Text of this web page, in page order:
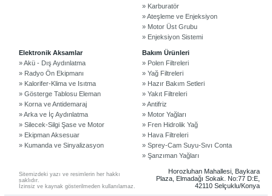
©2024 Courpar Otomotiv & Yedek Parça
Sitemizdeki yazı ve resimlerin her hakkı
saklıdır.
İzinsiz ve kaynak gösterilmeden kullanılamaz.
Horozluhan Mahallesi, Baykara
Plaza, Elmadağı Sokak. No:77 D:E,
42110 Selçuklu/Konya
» Karburatör
» Ateşleme ve Enjeksiyon
» Motor Üst Grubu
» Enjeksiyon Sistemi
Elektronik Aksamlar
» Akü - Dış Aydınlatma
» Radyo Ön Ekipmanı
» Kalorifer-Klima ve Isıtma
» Gösterge Tablosu Eleman
» Korna ve Antidemaraj
» Arka ve İç Aydınlatma
» Silecek-Silgi Şase ve Motor
» Ekipman Aksesuar
» Kumanda ve Sinyalizasyon
Bakım Ürünleri
» Polen Filtreleri
» Yağ Filtreleri
» Hazır Bakım Setleri
» Yakıt Filtreleri
» Antifriz
» Motor Yağları
» Fren Hidrolik Yağ
» Hava Filtreleri
» Sprey-Cam Suyu-Sıvı Conta
» Şanzıman Yağları